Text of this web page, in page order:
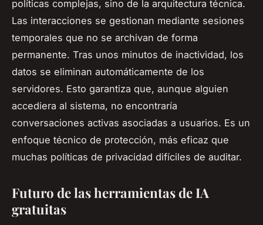
políticas complejas, sino de la arquitectura técnica.
Las interacciones se gestionan mediante sesiones
temporales que no se archivan de forma
permanente. Tras unos minutos de inactividad, los
datos se eliminan automáticamente de los
servidores. Esto garantiza que, aunque alguien
accediera al sistema, no encontraría
conversaciones activas asociadas a usuarios. Es un
enfoque técnico de protección, más eficaz que
muchas políticas de privacidad difíciles de auditar.
Futuro de las herramientas de IA
gratuitas